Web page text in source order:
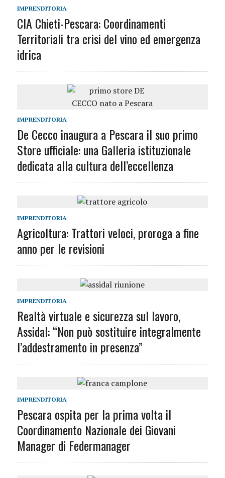
IMPRENDITORIA
CIA Chieti-Pescara: Coordinamenti
Territoriali tra crisi del vino ed emergenza
idrica
IMPRENDITORIA
De Cecco inaugura a Pescara il suo primo
Store ufficiale: una Galleria istituzionale
dedicata alla cultura dell’eccellenza
IMPRENDITORIA
Agricoltura: Trattori veloci, proroga a fine
anno per le revisioni
IMPRENDITORIA
Realtà virtuale e sicurezza sul lavoro,
Assidal: “Non può sostituire integralmente
l’addestramento in presenza”
IMPRENDITORIA
Pescara ospita per la prima volta il
Coordinamento Nazionale dei Giovani
Manager di Federmanager